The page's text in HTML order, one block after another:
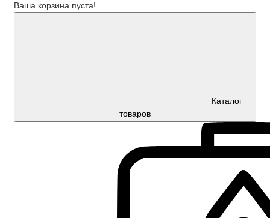
Ваша корзина пуста!
Каталог
товаров